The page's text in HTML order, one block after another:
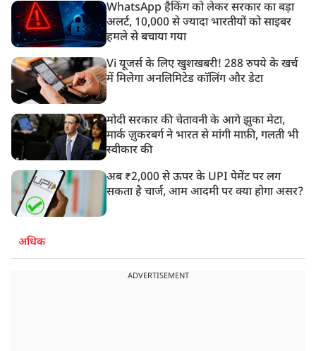
WhatsApp हैकिंग को लेकर सरकार का बड़ा
अलर्ट, 10,000 से ज्यादा भारतीयों को साइबर
हमले से बचाया गया
Vi यूजर्स के लिए खुशखबरी! 288 रुपये के खर्च
में मिलेगा अनलिमिटेड कॉलिंग और डेटा
मोदी सरकार की चेतावनी के आगे झुका मेटा,
मार्क ज़ुकरबर्ग ने भारत से मांगी माफ़ी, गलती भी
स्वीकार की
अब ₹2,000 से ऊपर के UPI पेमेंट पर लग
सकता है चार्ज, आम आदमी पर क्या होगा असर?
अधिक
ADVERTISEMENT